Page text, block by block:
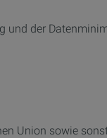
und der
Union sowie